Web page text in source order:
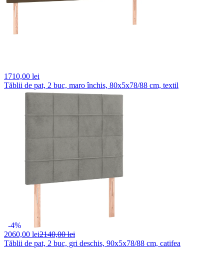
1710,00 lei
Tăblii de pat, 2 buc, maro închis, 80x5x78/88 cm, textil
-4%
2060,00 lei2140,00 lei
Tăblii de pat, 2 buc, gri deschis, 90x5x78/88 cm, catifea